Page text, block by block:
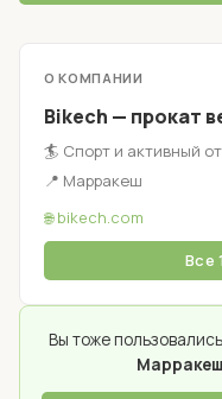
О КОМПАНИИ
Bikech — прокат
🏄 Спорт и активный
📍 Марракеш
🌐 bikech.com
Все
Вы тоже пользовались
Марракеш